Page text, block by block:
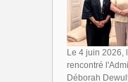
Le 4 juin 2026,
rencontré
Déborah